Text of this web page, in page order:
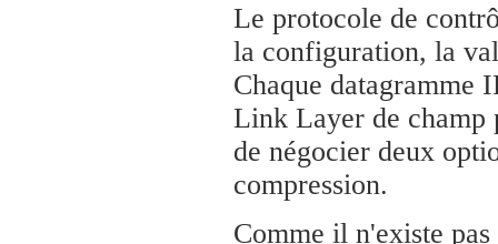
Le protocole de
la configuration, la
Chaque datagramme
Link Layer de
de négocier deux
compression.
Comme il n'existe